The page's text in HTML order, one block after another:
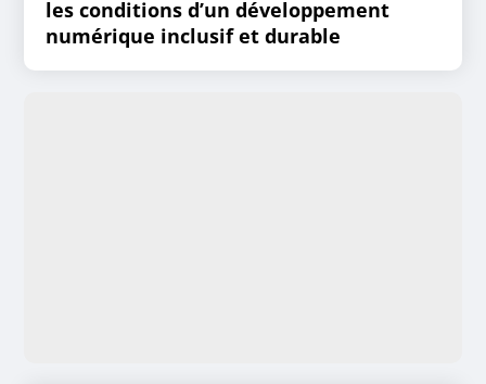
les conditions d’un développement
numérique inclusif et durable